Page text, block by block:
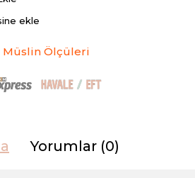
ekle
Müslin Ölçüleri
Yorumlar (0)